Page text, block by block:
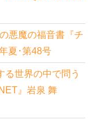
悪魔の福音書『チ
夏･第48号
世界の中で問う
』岩泉 舞